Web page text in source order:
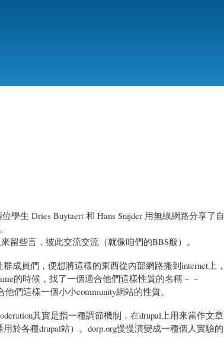
學生 Dries Buytaert 和 Hans Snijder 用無線網路分享了自
些言，彼此交流交流（就像咱們的BBS般）。
成員們，便想將這樣的東西從內部網路搬到internet上，
的時候，找了一個適合他們這樣性質的名稱－－
們這樣一個小小community網站的性質。
其實是指一種調節機制，在drupal上用來當作文章
於各種drupal站）。dorp.org慢慢演變成一種個人實驗的